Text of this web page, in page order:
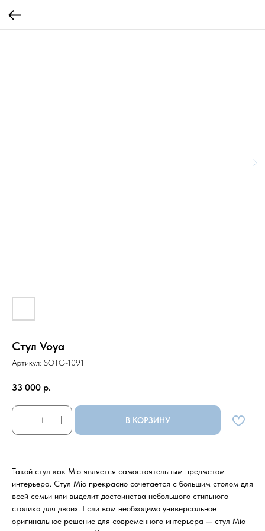
Стул Voya
Артикул: SOTG-1091
33 000 р.
В КОРЗИНУ
Такой стул как Mio является самостоятельным предметом
интерьера. Стул Mio прекрасно сочетается с большим столом для
всей семьи или выделит достоинства небольшого стильного
столика для двоих. Если вам необходимо универсальное
оригинальное решение для современного интерьера — стул Mio